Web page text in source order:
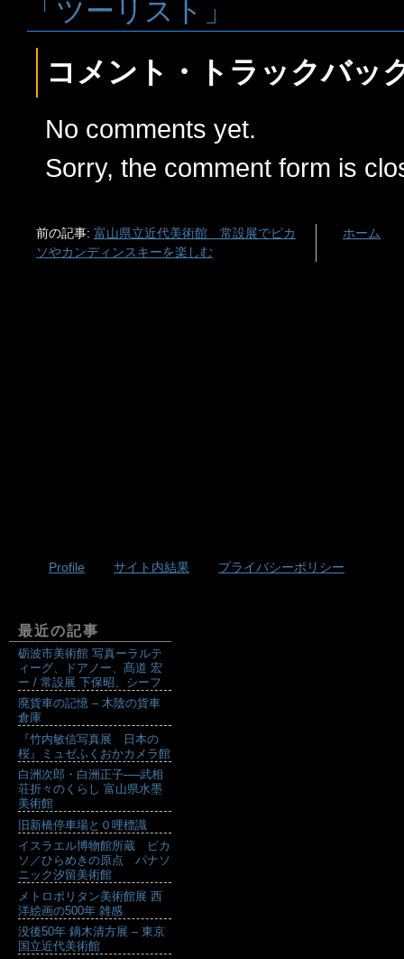
「ツーリスト」
コメント・トラックバッ
No comments yet.
Sorry, the comment form is
前の記事: 富山県立近代美術館 常設展でピカ
ソやカンディンスキーを楽しむ
ホーム
Profile サイト内結果 プライバシーポリシー
最近の記事
砺波市美術館 写真ーラルテ
ィーグ、ドアノー、髙道 宏
ー / 常設展 下保昭、シーフ
廃貨車の記憶 – 木陰の貨車
倉庫
『竹内敏信写真展 日本の
桜』ミュゼふくおかカメラ館
白洲次郎・白洲正子──武相
荘折々のくらし 富山県水墨
美術館
旧新橋停車場と０哩標識
イスラエル博物館所蔵 ピカ
ソ／ひらめきの原点 パナソ
ニック汐留美術館
メトロポリタン美術館展 西
洋絵画の500年 雑感
没後50年 鏑木清方展 – 東京
国立近代美術館